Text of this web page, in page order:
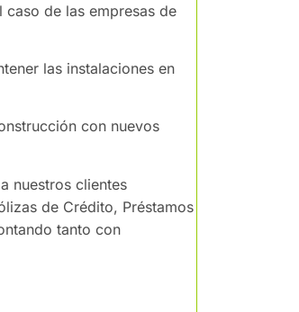
de las empresas de
las instalaciones en
con nuevos
nuestros clientes
de Crédito, Préstamos
tanto con